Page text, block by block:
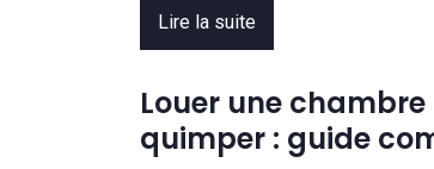
Lire la suite
Louer une
quimper : guide